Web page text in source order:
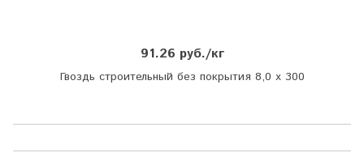
91.26 руб./кг
Гвоздь строительный без покрытия 8,0 х 300